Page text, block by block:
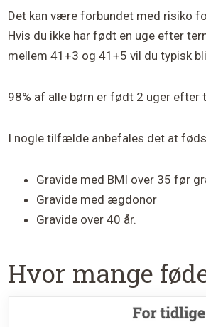
Det kan være forbundet med risiko
Hvis du ikke har født en uge efter
mellem 41+3 og 41+5 vil du typisk
98% af alle børn er født 2 uger efter
I nogle tilfælde anbefales det at
Gravide med BMI over 35 før
Gravide med ægdonor
Gravide over 40 år.
Hvor mange